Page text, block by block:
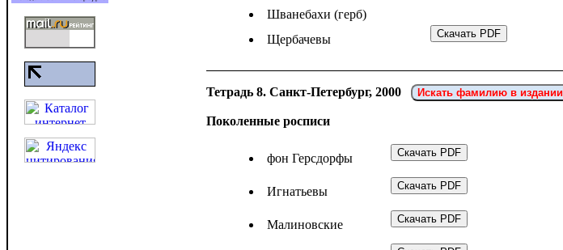
Шванебахи (герб)
Щербачевы
Тетрадь 8. Санкт-Петербург, 2000 Искать фамилию в издании
Поколенные росписи
фон Герсдорфы
Игнатьевы
Малиновские